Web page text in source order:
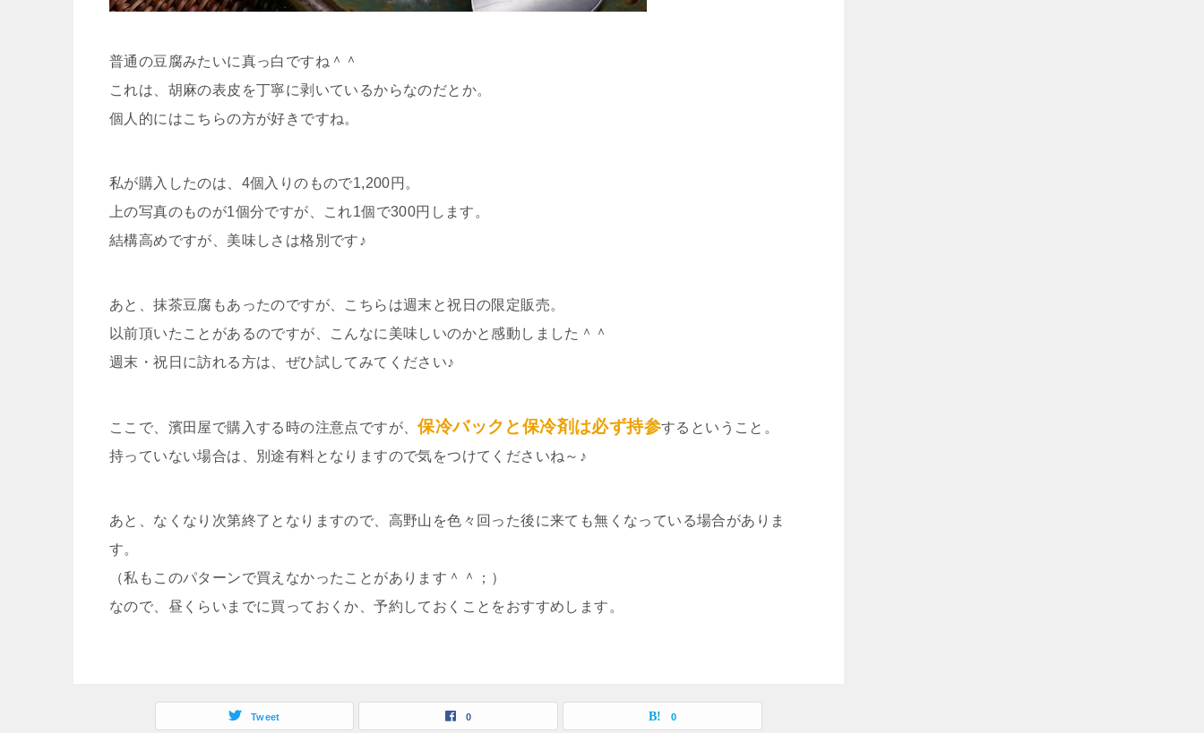
普通の豆腐みたいに真っ白ですね＾＾
これは、胡麻の表皮を丁寧に剥いているからなのだとか。
個人的にはこちらの方が好きですね。
私が購入したのは、4個入りのもので1,200円。
上の写真のものが1個分ですが、これ1個で300円します。
結構高めですが、美味しさは格別です♪
あと、抹茶豆腐もあったのですが、こちらは週末と祝日の限定販売。
以前頂いたことがあるのですが、こんなに美味しいのかと感動しました＾＾
週末・祝日に訪れる方は、ぜひ試してみてください♪
ここで、濱田屋で購入する時の注意点ですが、保冷バックと保冷剤は必ず持参するということ。
持っていない場合は、別途有料となりますので気をつけてくださいね～♪
あと、なくなり次第終了となりますので、高野山を色々回った後に来ても無くなっている場合がありま
す。
（私もこのパターンで買えなかったことがあります＾＾；）
なので、昼くらいまでに買っておくか、予約しておくことをおすすめします。
Tweet 0 0